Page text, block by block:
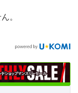
。